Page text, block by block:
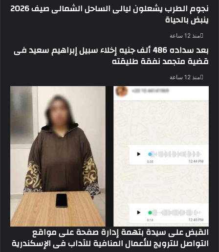
نجوم الطرب يشعلون ليالى الساحل الشمالى صيف 2026
ينبض بالحياة
منذ 12 ساعة
بعد سداده 486 ألف جنيه إخلاء سبيل إبراهيم سعيد فى
قضية متجمد نفقة طليقته
منذ 12 ساعة
القبض على سيدة بتهمة إدارة صفحة على مواقع
التواصل للترويج للأعمال المنافية للآداب فى الإسكندرية